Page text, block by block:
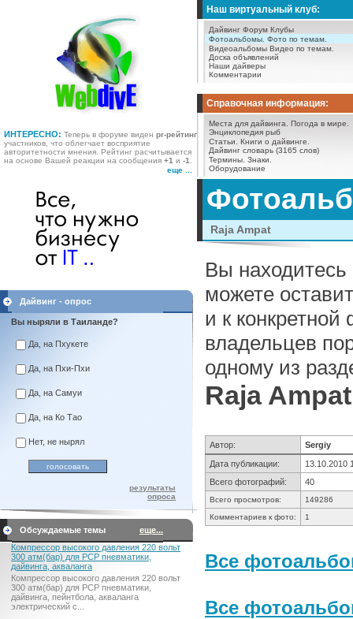
ИНТЕРЕСНО: Теперь в форуме виден pr-рейтинг
участников, что облегчает восприятие
авторитетности мнения. Рейтинг расчитывается
на основе Вашей реакции на сообщения +1 и -1
еще ...
Наш виртуальный клуб:
Дайвинг Форум Клубы
Фотоальбомы. Фото по темам.
Видеоальбомы Видео по темам.
Доска объявлений
Наши дайверы
Комментарии
Справочная информация:
Места для дайвинга.
Погода в мире.
Энциклопедия рыб
Статьи.
Книги о дайвинге.
Дайвинг словарь (3165 слов)
Термины. Знаки.
Оборудование
Дайвинг - опрос
Вы ныряли в Таиланде?
Да, на Пхукете
Да, на Пхи-Пхи
Да, на Самуи
Да, на Ко Тао
Нет, не нырял
результаты
опроса
Обсуждаемые темы
еще...
Компрессор высокого давления 220 вольт
300 атм(бар) для PCP пневматики,
дайвинга, акваланга
Компрессор высокого давления 220 вольт
300 атм(бар) для PCP пневматики,
дайвинга, пейнтбола, акваланга
электрический c...
Raja Ampat
Вы
можете
и к
владельцев
одному из
Raja Ampat
Автор:
Sergiy
Дата публикации:
13.10.2010
Всего фотографий:
40
Всего просмотров:
149286
Комментариев к фото:
1
Все
Все